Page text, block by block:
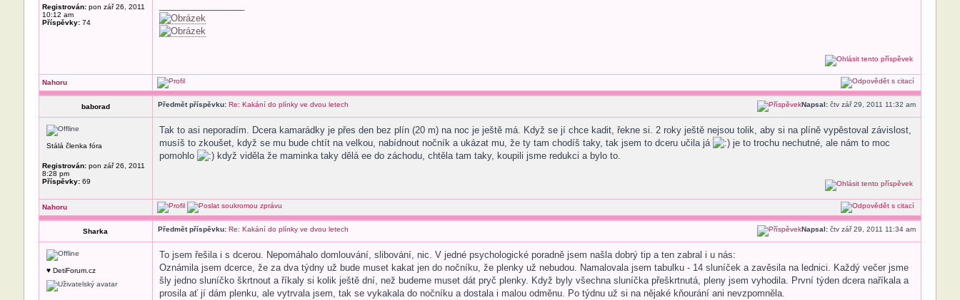
Registrován:pon zář 26, 2011
10:12 am
Příspěvky:74
Nahoru
baborad Předmět příspěvku: Re: Kakání do plínky ve dvou letech Napsal:čtv zář 29, 2011 11:32 am
Stálá členka fóra
Registrován:pon zář 26, 2011
8:28 pm
Příspěvky:69
Tak to asi neporadím. Dcera kamarádky je přes den bez plín (20 m) na noc je ještě má. Když se jí chce kadit, řekne si. 2 roky ještě nejsou tolik, aby si na plíně vypěstoval závislost,
musíš to zkoušet, když se mu bude chtít na velkou, nabídnout nočník a ukázat mu, že ty tam chodíš taky, tak jsem to dceru učila já
je to trochu nechutné, ale nám to moc
pomohlo
když viděla že maminka taky dělá ee do záchodu, chtěla tam taky, koupili jsme redukci a bylo to.
Nahoru
Sharka Předmět příspěvku: Re: Kakání do plínky ve dvou letech Napsal:čtv zář 29, 2011 11:34 am
♥ DetiForum.cz
To jsem řešila i s dcerou. Nepomáhalo domlouvání, slibování, nic. V jedné psychologické poradně jsem našla dobrý tip a ten zabral i u nás:
Oznámila jsem dcerce, že za dva týdny už bude muset kakat jen do nočníku, že plenky už nebudou. Namalovala jsem tabulku - 14 sluníček a zavěsila na lednici. Každý večer jsme
šly jedno sluníčko škrtnout a říkaly si kolik ještě dní, než budeme muset dát pryč plenky. Když byly všechna sluníčka přeškrtnutá, pleny jsem vyhodila. První týden dcera naříkala a
prosila ať jí dám plenku, ale vytrvala jsem, tak se vykakala do nočníku a dostala i malou odměnu. Po týdnu už si na nějaké kňourání ani nevzpomněla.